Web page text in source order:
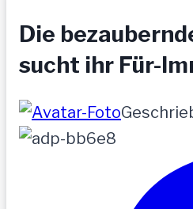
Die
sucht ihr Für-